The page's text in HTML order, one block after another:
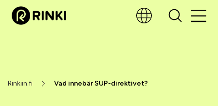
Rinkiin.fi Vad innebär SUP-direktivet?